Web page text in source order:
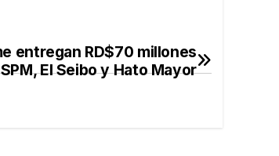
entregan RD$70 millones
El Seibo y Hato Mayor